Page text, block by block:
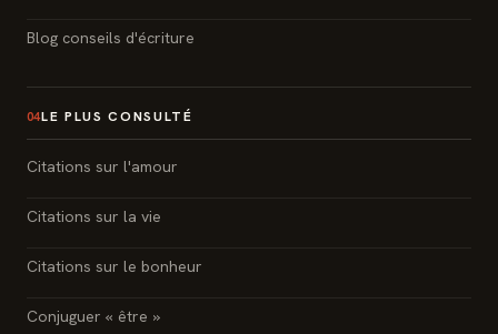
Blog conseils d'écriture
04LE PLUS CONSULTÉ
Citations sur l'amour
Citations sur la vie
Citations sur le bonheur
Conjuguer « être »